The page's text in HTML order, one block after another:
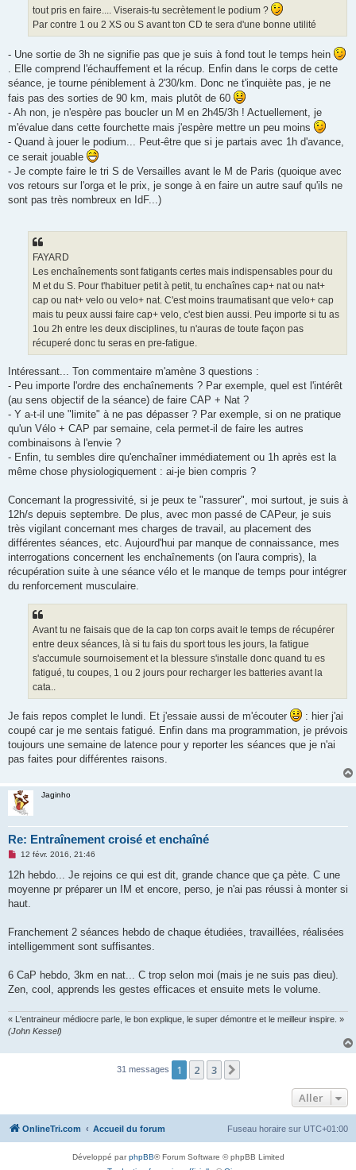
tout pris en faire.... Viserais-tu secrètement le podium ?
Par contre 1 ou 2 XS ou S avant ton CD te sera d'une bonne utilité
- Une sortie de 3h ne signifie pas que je suis à fond tout le temps hein
. Elle comprend l'échauffement et la récup. Enfin dans le corps de cette
séance, je tourne péniblement à 2'30/km. Donc ne t'inquiète pas, je ne
fais pas des sorties de 90 km, mais plutôt de 60
- Ah non, je n'espère pas boucler un M en 2h45/3h ! Actuellement, je
m'évalue dans cette fourchette mais j'espère mettre un peu moins
- Quand à jouer le podium... Peut-être que si je partais avec 1h d'avance,
ce serait jouable
- Je compte faire le tri S de Versailles avant le M de Paris (quoique avec
vos retours sur l'orga et le prix, je songe à en faire un autre sauf qu'ils ne
sont pas très nombreux en IdF...)
FAYARD
Les enchaînements sont fatigants certes mais indispensables pour du
M et du S. Pour t'habituer petit à petit, tu enchaînes cap+ nat ou nat+
cap ou nat+ velo ou velo+ nat. C'est moins traumatisant que velo+ cap
mais tu peux aussi faire cap+ velo, c'est bien aussi. Peu importe si tu as
1ou 2h entre les deux disciplines, tu n'auras de toute façon pas
récuperé donc tu seras en pre-fatigue.
Intéressant... Ton commentaire m'amène 3 questions :
- Peu importe l'ordre des enchaînements ? Par exemple, quel est l'intérêt
(au sens objectif de la séance) de faire CAP + Nat ?
- Y a-t-il une "limite" à ne pas dépasser ? Par exemple, si on ne pratique
qu'un Vélo + CAP par semaine, cela permet-il de faire les autres
combinaisons à l'envie ?
- Enfin, tu sembles dire qu'enchaîner immédiatement ou 1h après est la
même chose physiologiquement : ai-je bien compris ?
Concernant la progressivité, si je peux te "rassurer", moi surtout, je suis à
12h/s depuis septembre. De plus, avec mon passé de CAPeur, je suis
très vigilant concernant mes charges de travail, au placement des
différentes séances, etc. Aujourd'hui par manque de connaissance, mes
interrogations concernent les enchaînements (on l'aura compris), la
récupération suite à une séance vélo et le manque de temps pour intégrer
du renforcement musculaire.
Avant tu ne faisais que de la cap ton corps avait le temps de récupérer
entre deux séances, là si tu fais du sport tous les jours, la fatigue
s'accumule sournoisement et la blessure s'installe donc quand tu es
fatigué, tu coupes, 1 ou 2 jours pour recharger les batteries avant la
cata..
Je fais repos complet le lundi. Et j'essaie aussi de m'écouter
: hier j'ai
coupé car je me sentais fatigué. Enfin dans ma programmation, je prévois
toujours une semaine de latence pour y reporter les séances que je n'ai
pas faites pour différentes raisons.
Jaginho
Re: Entraînement croisé et enchaîné
M
s
a
g
o
l
12 févr. 2016, 21:46
12h hebdo... Je rejoins ce qui est dit, grande chance que ça pète. C une
moyenne pr préparer un IM et encore, perso, je n'ai pas réussi à monter si
haut.
Franchement 2 séances hebdo de chaque étudiées, travaillées, réalisées
intelligemment sont suffisantes.
6 CaP hebdo, 3km en nat... C trop selon moi (mais je ne suis pas dieu).
Zen, cool, apprends les gestes efficaces et ensuite mets le volume.
« L'entraineur médiocre parle, le bon explique, le super démontre et le meilleur inspire. »
(John Kessel)
31 messages 1 2 3
Aller
OnlineTri.com Accueil du forum Fuseau horaire sur UTC+01:00
Développé parphpBB® Forum Software © phpBB Limited